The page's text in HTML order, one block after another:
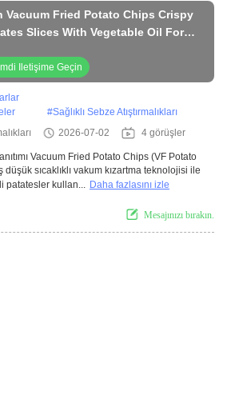
Vacuum Fried Potato Chips Crispy
Slices With Vegetable Oil For
Iletişime Geçin
#Sağlıklı Sebze Atıştırmalıkları
2026-07-02 4 görüşler
Vacuum Fried Potato Chips (VF Potato
sıcaklıklı vakum kızartma teknolojisi ile
patatesler kullan... Daha fazlasını izle
Mesajınızı bırakın.